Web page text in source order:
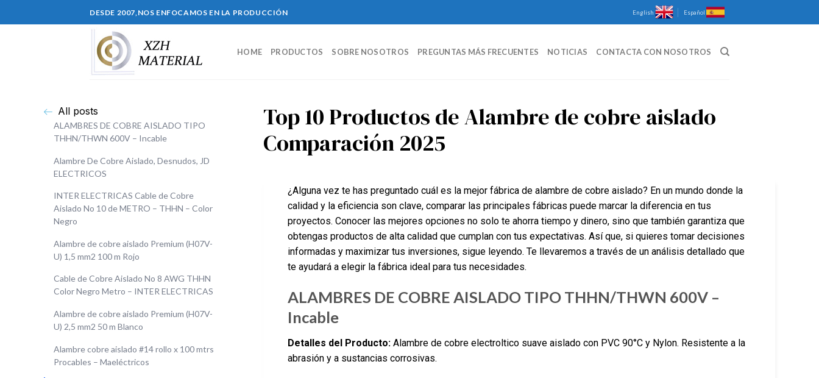
DESDE 2007,NOS ENFOCAMOS EN LA PRODUCCIÓN English Español
HOME PRODUCTOS SOBRE NOSOTROS PREGUNTAS MÁS FRECUENTES NOTICIAS CONTACTA CON NOSOTROS
All posts
ALAMBRES DE COBRE AISLADO TIPO
THHN/THWN 600V – Incable
Alambre De Cobre Aislado, Desnudos, JD
ELECTRICOS
INTER ELECTRICAS Cable de Cobre
Aislado No 10 de METRO – THHN – Color
Negro
Alambre de cobre aislado Premium (H07V-
U) 1,5 mm2 100 m Rojo
Cable de Cobre Aislado No 8 AWG THHN
Color Negro Metro – INTER ELECTRICAS
Alambre de cobre aislado Premium (H07V-
U) 2,5 mm2 50 m Blanco
Alambre cobre aislado #14 rollo x 100 mtrs
Procables – Maeléctricos
Top 10 Productos de Alambre de cobre aislado
Comparación 2025
¿Alguna vez te has preguntado cuál es la mejor fábrica de alambre de cobre aislado? En un mundo donde la
calidad y la eficiencia son clave, comparar las principales fábricas puede marcar la diferencia en tus
proyectos. Conocer las mejores opciones no solo te ahorra tiempo y dinero, sino que también garantiza que
obtengas productos de alta calidad que cumplan con tus expectativas. Así que, si quieres tomar decisiones
informadas y maximizar tus inversiones, sigue leyendo. Te llevaremos a través de un análisis detallado que
te ayudará a elegir la fábrica ideal para tus necesidades.
ALAMBRES DE COBRE AISLADO TIPO THHN/THWN 600V –
Incable
Detalles del Producto: Alambre de cobre electroltico suave aislado con PVC 90°C y Nylon. Resistente a la
abrasión y a sustancias corrosivas.